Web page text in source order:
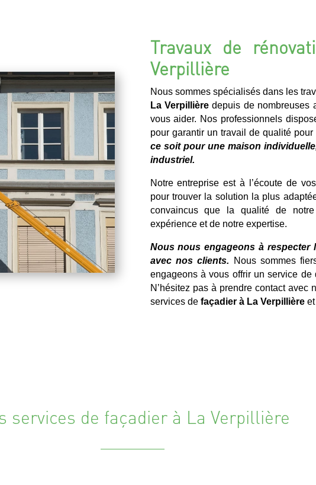
Travaux de
Verpillière
Nous sommes spécialisés dans les
La Verpillièredepuis de nombreuses
vous aider. Nos professionnels
pour garantir un travail de qualité
ce soit pour une maison
industriel.
Notre entreprise est à l’écoute de
pour trouver la solution la plus
convaincus que la qualité de
expérience et de notre expertise.
Nous nous engageons à respecter
avec nos clients. Nous sommes
engageons à vous offrir un service
N’hésitez pas à prendre contact avec
services de façadier à La Verpillièreet
services de façadier à La Verpillière